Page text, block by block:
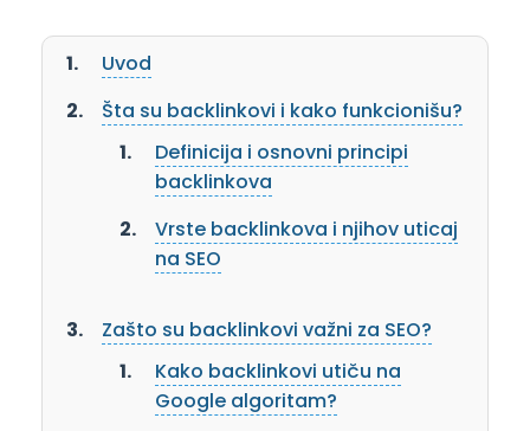
Uvod
Šta su backlinkovi i kako funkcionišu?
Definicija i osnovni principi
backlinkova
Vrste backlinkova i njihov uticaj
na SEO
Zašto su backlinkovi važni za SEO?
Kako backlinkovi utiču na
Google algoritam?